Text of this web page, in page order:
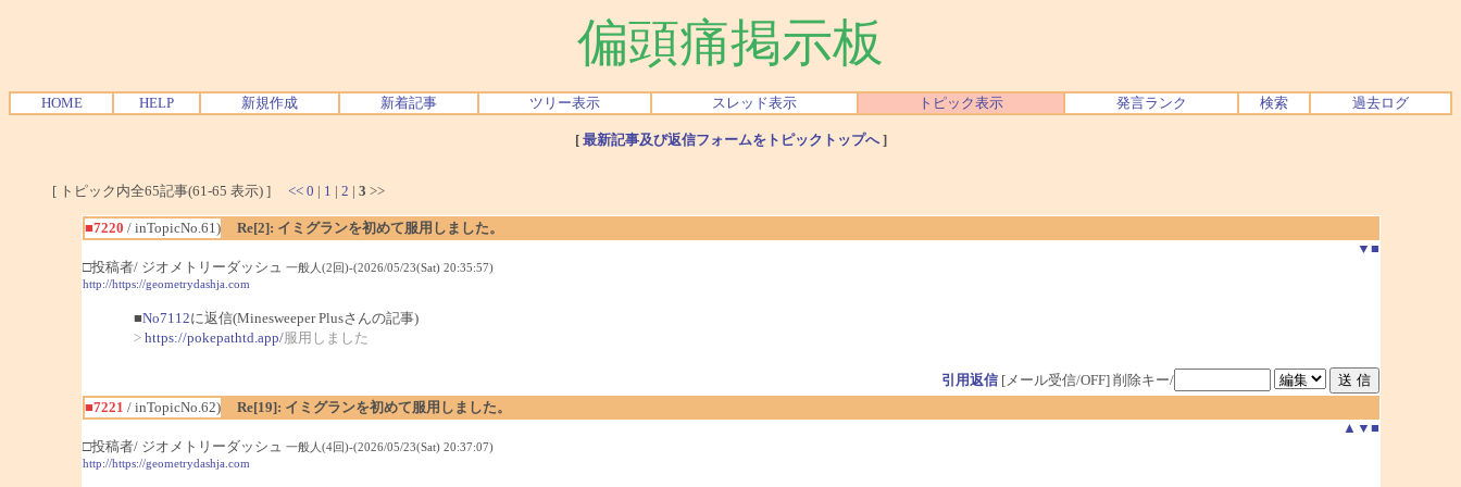
偏頭痛掲示板
HOME HELP 新規作成 新着記事 ツリー表示 スレッド表示 トピック表示 発言ランク 検索 過去ログ
[ 最新記事及び返信フォームをトピックトップへ]
[ トピック内全65記事(61-65 表示) ] << 0 | 1 | 2 | 3 >>
■7220 / inTopicNo.61)
Re[2]: イミグランを初めて服用しました。
▼ ■
□投稿者/ ジオメトリーダッシュ 一般人(2回)-(2026/05/23(Sat) 20:35:57)
http://https://geometrydashja.com
■No7112に返信(Minesweeper Plusさんの記事)
> https://pokepathtd.app/服用しました
引用返信[メール受信/OFF] 削除キー/
■7221 / inTopicNo.62)
Re[19]: イミグランを初めて服用しました。
▲ ▼ ■
□投稿者/ ジオメトリーダッシュ 一般人(4回)-(2026/05/23(Sat) 20:37:07)
http://https://geometrydashja.com